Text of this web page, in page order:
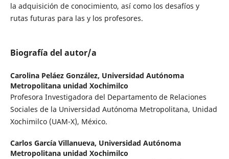
la adquisición de conocimiento, así como los desafíos y
rutas futuras para las y los profesores.
Biografía del autor/a
Carolina Peláez González, Universidad Autónoma
Metropolitana unidad Xochimilco
Profesora Investigadora del Departamento de Relaciones
Sociales de la Universidad Autónoma Metropolitana, Unidad
Xochimilco (UAM-X), México.
Carlos García Villanueva, Universidad Autónoma
Metropolitana unidad Xochimilco